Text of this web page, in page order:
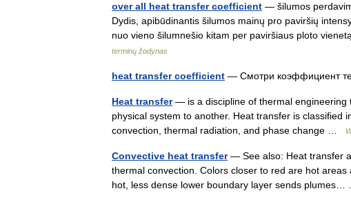
over all heat transfer coefficient — šilumos
Dydis, apibūdinantis šilumos mainų pro paviršių
nuo vieno šilumnešio kitam per paviršiaus ploto
terminų žodynas
heat transfer coefficient — Смотри коэффициент
Heat transfer— is a discipline of thermal engineering
physical system to another. Heat transfer is classified
convection, thermal radiation, and phase change …
Convective heat transfer— See also: Heat transfer
thermal convection. Colors closer to red are hot
hot, less dense lower boundary layer sends